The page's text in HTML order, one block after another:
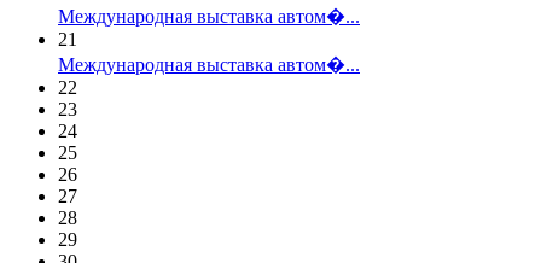
Международная выставка автом�...
21
Международная выставка автом�...
22
23
24
25
26
27
28
29